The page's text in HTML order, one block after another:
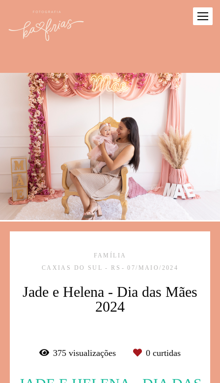
FAMÍLIA
CAXIAS DO SUL - RS
07/MAIO/2024
Jade e Helena - Dia das Mães
2024
375 visualizações 0 curtidas